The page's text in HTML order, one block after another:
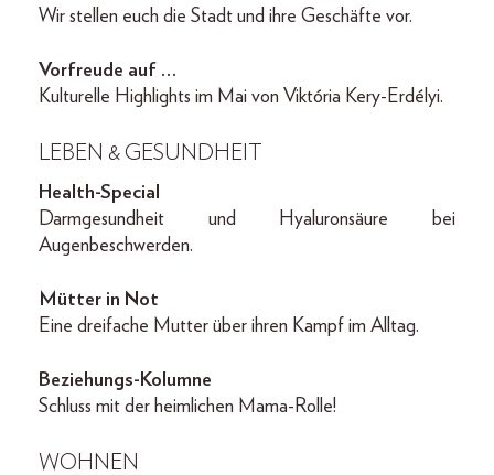
Wir stellen euch die Stadt und ihre Geschäfte vor.
Vorfreude auf …
Kulturelle Highlights im Mai von Viktória Kery-Erdélyi.
LEBEN & GESUNDHEIT
Health-Special
Darmgesundheit und Hyaluronsäure bei
Augenbeschwerden.
Mütter in Not
Eine dreifache Mutter über ihren Kampf im Alltag.
Beziehungs-Kolumne
Schluss mit der heimlichen Mama-Rolle!
WOHNEN